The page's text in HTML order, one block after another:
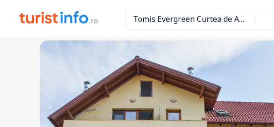
Tomis Evergreen Curtea de Argeș